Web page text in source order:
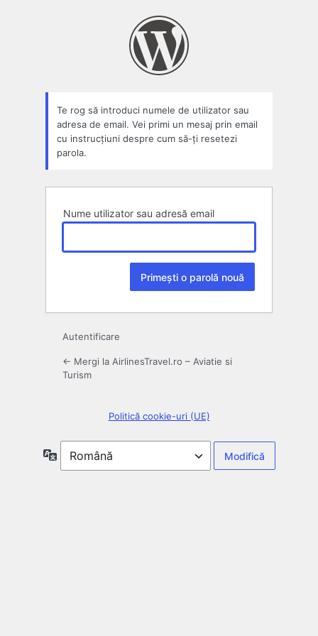
Te rog să introduci numele de utilizator sau
adresa de email. Vei primi un mesaj prin email
cu instrucțiuni despre cum să-ți resetezi
parola.
Nume utilizator sau adresă email
Autentificare
← Mergi la AirlinesTravel.ro – Aviatie si
Turism
Politică cookie-uri (UE)
Limbă